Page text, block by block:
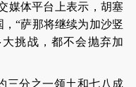
媒体平台上表示，胡塞
“萨那将继续为加沙竖
挑战，都不会抛弃加
分之一领土和七八成